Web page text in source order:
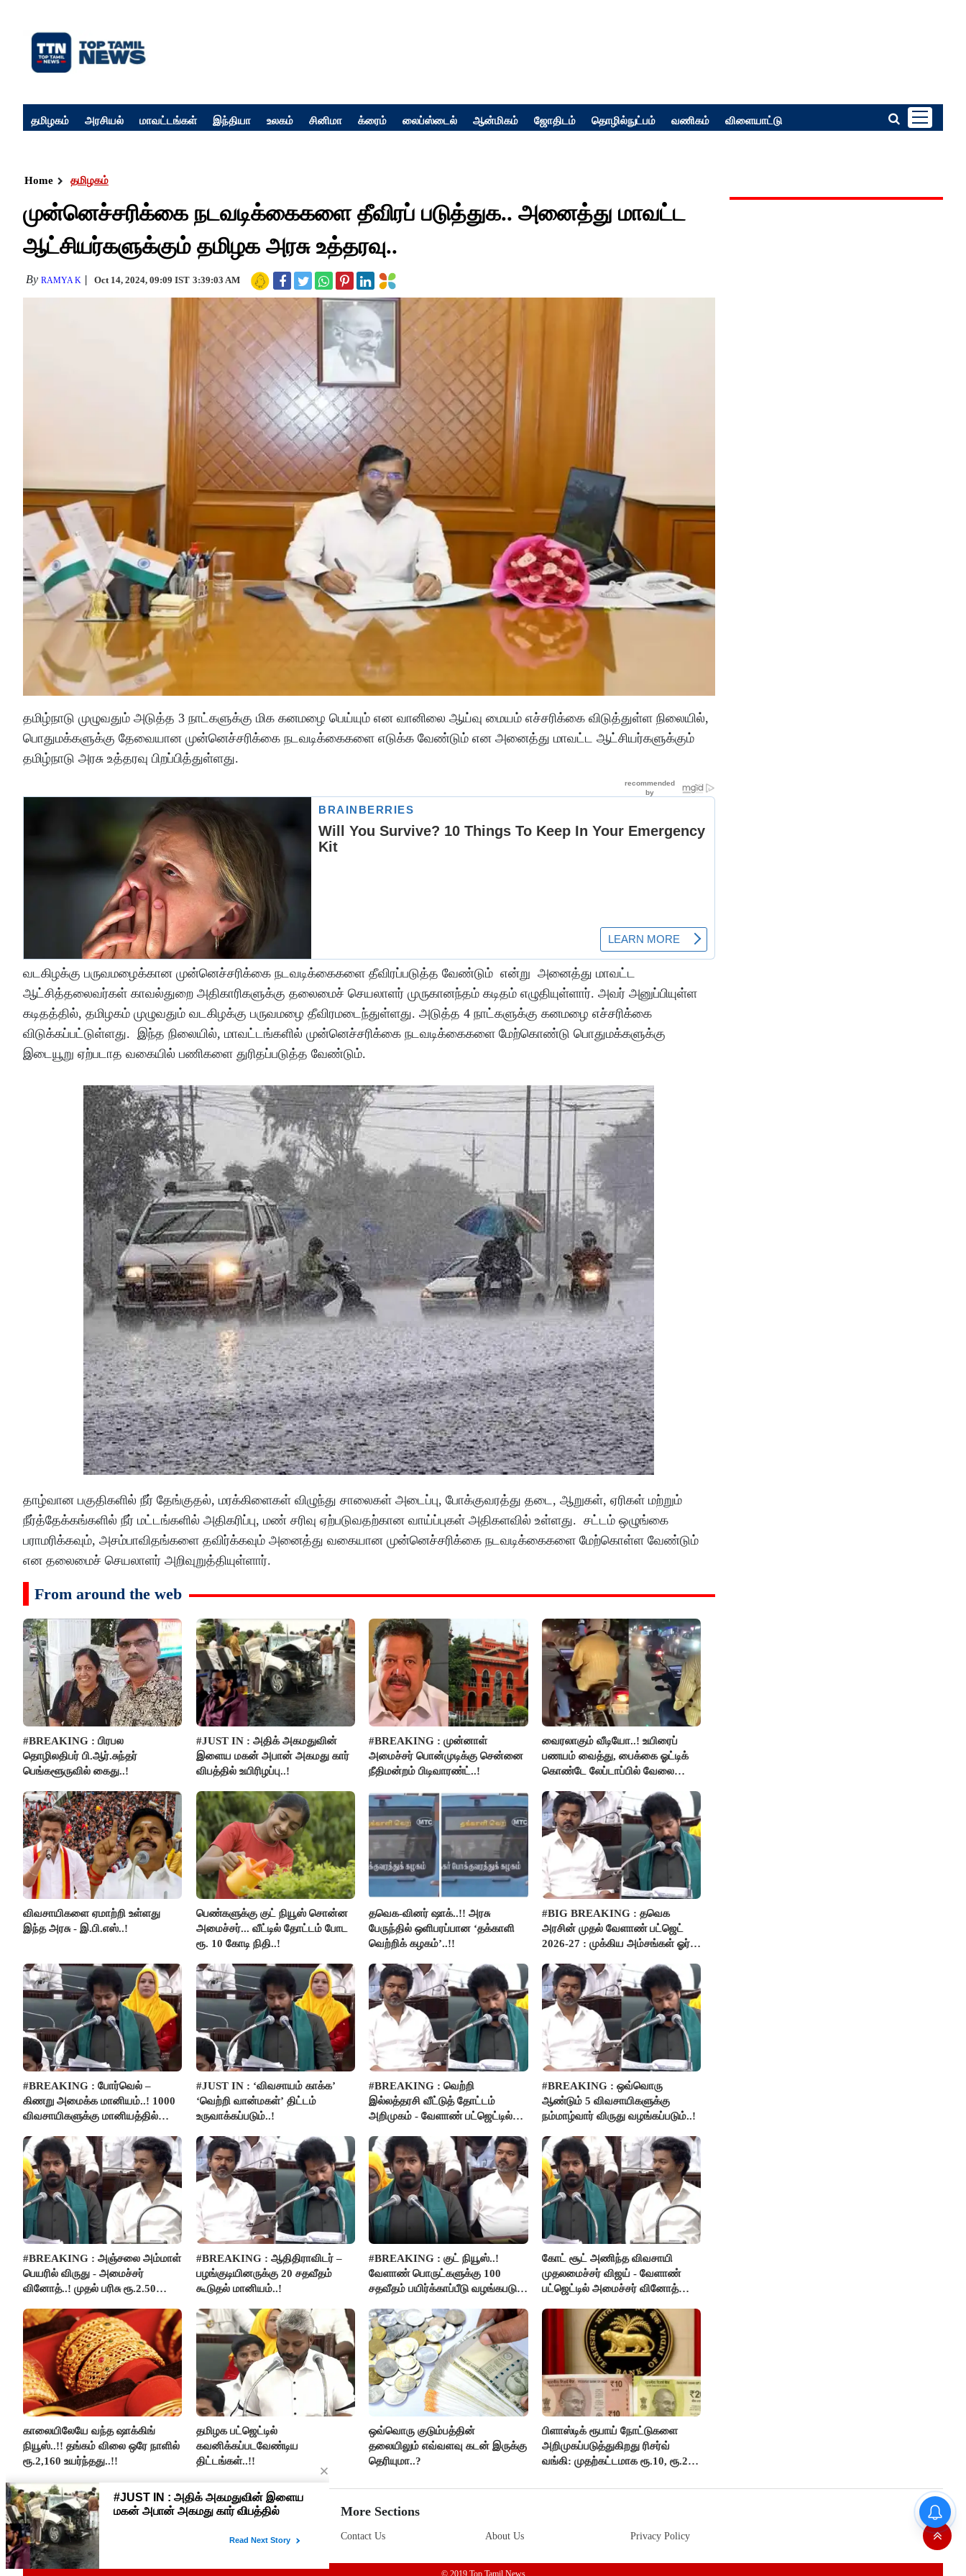
தமிழகம் அரசியல் மாவட்டங்கள் இந்தியா உலகம் சினிமா க்ரைம் லைப்ஸ்டைல் ஆன்மிகம் ஜோதிடம் தொழில்நுட்பம் வணிகம் விளையாட்டு
Home தமிழகம்
முன்னெச்சரிக்கை நடவடிக்கைகளை தீவிரப் படுத்துக.. அனைத்து மாவட்ட
ஆட்சியர்களுக்கும் தமிழக அரசு உத்தரவு..
By RAMYA K Oct 14, 2024, 09:09 IST 3:39:03 AM
தமிழ்நாடு முழுவதும் அடுத்த 3 நாட்களுக்கு மிக கனமழை பெய்யும் என வானிலை ஆய்வு மையம் எச்சரிக்கை விடுத்துள்ள நிலையில்,
பொதுமக்களுக்கு தேவையான முன்னெச்சரிக்கை நடவடிக்கைகளை எடுக்க வேண்டும் என அனைத்து மாவட்ட ஆட்சியர்களுக்கும்
தமிழ்நாடு அரசு உத்தரவு பிறப்பித்துள்ளது.
வடகிழக்கு பருவமழைக்கான முன்னெச்சரிக்கை நடவடிக்கைகளை தீவிரப்படுத்த வேண்டும் என்று அனைத்து மாவட்ட
ஆட்சித்தலைவர்கள் காவல்துறை அதிகாரிகளுக்கு தலைமைச் செயலாளர் முருகானந்தம் கடிதம் எழுதியுள்ளார். அவர் அனுப்பியுள்ள
கடிதத்தில், தமிழகம் முழுவதும் வடகிழக்கு பருவமழை தீவிரமடைந்துள்ளது. அடுத்த 4 நாட்களுக்கு கனமழை எச்சரிக்கை
விடுக்கப்பட்டுள்ளது. இந்த நிலையில், மாவட்டங்களில் முன்னெச்சரிக்கை நடவடிக்கைகளை மேற்கொண்டு பொதுமக்களுக்கு
இடையூறு ஏற்படாத வகையில் பணிகளை துரிதப்படுத்த வேண்டும்.
தாழ்வான பகுதிகளில் நீர் தேங்குதல், மரக்கிளைகள் விழுந்து சாலைகள் அடைப்பு, போக்குவரத்து தடை, ஆறுகள், ஏரிகள் மற்றும்
நீர்த்தேக்கங்களில் நீர் மட்டங்களில் அதிகரிப்பு, மண் சரிவு ஏற்படுவதற்கான வாய்ப்புகள் அதிகளவில் உள்ளது. சட்டம் ஒழுங்கை
பராமரிக்கவும், அசம்பாவிதங்களை தவிர்க்கவும் அனைத்து வகையான முன்னெச்சரிக்கை நடவடிக்கைகளை மேற்கொள்ள வேண்டும்
என தலைமைச் செயலாளர் அறிவுறுத்தியுள்ளார்.
From around the web
#BREAKING : பிரபல
தொழிலதிபர் பி.ஆர்.சுந்தர்
பெங்களூருவில் கைது..!
#JUST IN : அதிக் அகமதுவின்
இளைய மகன் அபான் அகமது கார்
விபத்தில் உயிரிழப்பு..!
#BREAKING : முன்னாள்
அமைச்சர் பொன்முடிக்கு சென்னை
நீதிமன்றம் பிடிவாரண்ட்..!
வைரலாகும் வீடியோ..! உயிரைப்
பணயம் வைத்து, பைக்கை ஓட்டிக்
கொண்டே லேப்டாப்பில் வேலை
விவசாயிகளை ஏமாற்றி உள்ளது
இந்த அரசு - இ.பி.எஸ்..!
பெண்களுக்கு குட் நியூஸ் சொன்ன
அமைச்சர்... வீட்டில் தோட்டம் போட
ரூ. 10 கோடி நிதி..!
தவெக-வினர் ஷாக்..!! அரசு
பேருந்தில் ஒளிபரப்பான ‘தக்காளி
வெற்றிக் கழகம்’..!!
#BIG BREAKING : தவெக
அரசின் முதல் வேளாண் பட்ஜெட்
2026-27 : முக்கிய அம்சங்கள் ஓர்
#BREAKING : போர்வெல் –
கிணறு அமைக்க மானியம்..! 1000
விவசாயிகளுக்கு மானியத்தில்
#JUST IN : ‘விவசாயம் காக்க’
‘வெற்றி வான்மகள்’ திட்டம்
உருவாக்கப்படும்..!
#BREAKING : வெற்றி
இல்லத்தரசி வீட்டுத் தோட்டம்
அறிமுகம் - வேளாண் பட்ஜெட்டில்
#BREAKING : ஒவ்வொரு
ஆண்டும் 5 விவசாயிகளுக்கு
நம்மாழ்வார் விருது வழங்கப்படும்..!
#BREAKING : அஞ்சலை அம்மாள்
பெயரில் விருது - அமைச்சர்
வினோத்..! முதல் பரிசு ரூ.2.50
#BREAKING : ஆதிதிராவிடர் –
பழங்குடியினருக்கு 20 சதவீதம்
கூடுதல் மானியம்..!
#BREAKING : குட் நியூஸ்..!
வேளாண் பொருட்களுக்கு 100
சதவீதம் பயிர்க்காப்பீடு வழங்கபடும்
கோட் சூட் அணிந்த விவசாயி
முதலமைச்சர் விஜய் - வேளாண்
பட்ஜெட்டில் அமைச்சர் வினோத்
காலையிலேயே வந்த ஷாக்கிங்
நியூஸ்..!! தங்கம் விலை ஒரே நாளில்
ரூ.2,160 உயர்ந்தது..!!
தமிழக பட்ஜெட்டில்
கவனிக்கப்படவேண்டிய
திட்டங்கள்..!!
ஒவ்வொரு குடும்பத்தின்
தலையிலும் எவ்வளவு கடன் இருக்கு
தெரியுமா..?
பிளாஸ்டிக் ரூபாய் நோட்டுகளை
அறிமுகப்படுத்துகிறது ரிசர்வ்
வங்கி: முதற்கட்டமாக ரூ.10, ரூ.20
More Sections
Contact Us About Us Privacy Policy
© 2019 Top Tamil News